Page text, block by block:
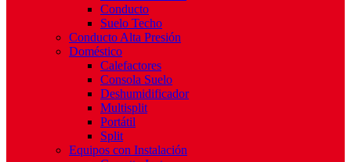
Conducto
Suelo Techo
Conducto Alta Presión
Doméstico
Calefactores
Consola Suelo
Deshumidificador
Multisplit
Portátil
Split
Equipos con Instalación